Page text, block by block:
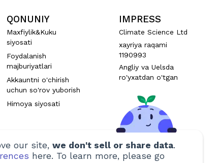
QONUNIY
Maxfiylik&Kuku
siyosati
Foydalanish
majburiyatlari
Akkauntni o'chirish
uchun so'rov yuborish
Himoya siyosati
IMPRESS
Climate Science Ltd
xayriya raqami
1190993
Angliy va Uelsda
ro'yxatdan o'tgan
our site, we don't sell or share data.
here. To learn more, please go